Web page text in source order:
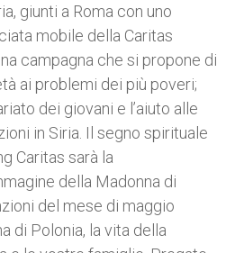
giunti a Roma con uno
mobile della Caritas
campagna che si propone di
ai problemi dei più poveri;
dei giovani e l’aiuto alle
in Siria. Il segno spirituale
Caritas sarà la
della Madonna di
del mese di maggio
di Polonia, la vita della